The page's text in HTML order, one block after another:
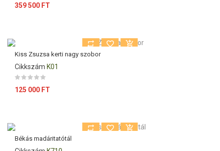
Ár
359 500 FT
Kiss Zsuzsa kerti nagy szobor
Cikkszám K01
Ár
125 000 FT
Békás madáritatótál